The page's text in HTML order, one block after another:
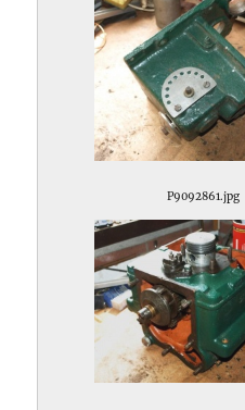
P9092861.jpg